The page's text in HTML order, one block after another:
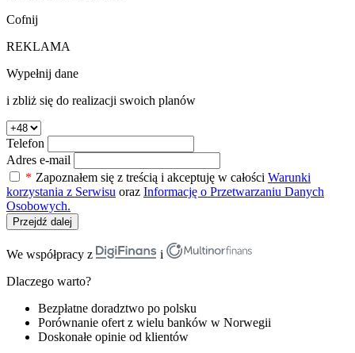
Cofnij
REKLAMA
Wypełnij dane
i zbliż się do realizacji swoich planów
Telefon
Adres e-mail
* Zapoznałem się z treścią i akceptuję w całości Warunki
korzystania z Serwisu oraz Informację o Przetwarzaniu Danych
Osobowych.
Przejdź dalej
We współpracy z
i
Dlaczego warto?
Bezpłatne doradztwo po polsku
Porównanie ofert z wielu banków w Norwegii
Doskonałe opinie od klientów